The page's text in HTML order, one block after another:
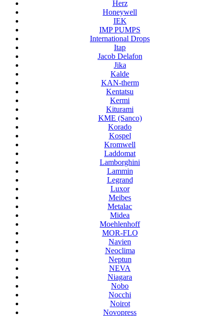
Herz
Honeywell
IEK
IMP PUMPS
International Drops
Itap
Jacob Delafon
Jika
Kalde
KAN-therm
Kentatsu
Kermi
Kiturami
KME (Sanco)
Korado
Kospel
Kromwell
Laddomat
Lamborghini
Lammin
Legrand
Luxor
Meibes
Metalac
Midea
Moehlenhoff
MOR-FLO
Navien
Neoclima
Neptun
NEVA
Niagara
Nobo
Nocchi
Noirot
Novopress